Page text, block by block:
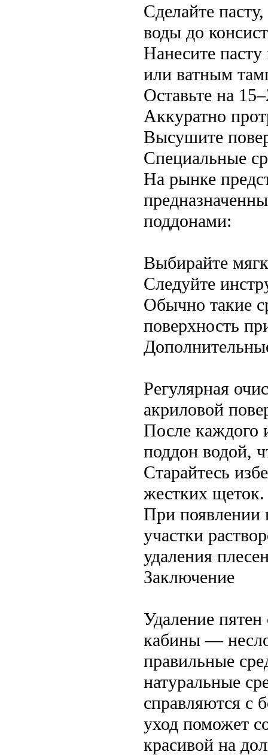
Сделайте
воды до
Нанесите пасту
или ватным
Оставьте на
Аккуратно
Высушите
Специальные
На рынке
поддонами:
Выбирайте
Следуйте
Обычно такие
поверхность
Регулярная
акриловой
После каждого
поддон водой,
Старайтесь
жестких щеток.
При появлении
участки
удаления
Заключение
Удаление
кабины —
правильные
натуральные
справляются с
уход поможет
красивой на